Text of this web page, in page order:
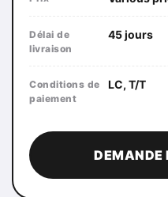
Délai de
livraison
45 jours
Conditions de
paiement
LC, T/T